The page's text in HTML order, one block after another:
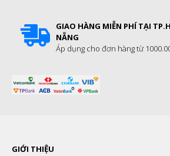
GIAO HÀNG MIỄN PHÍ TẠI
NẴNG
Áp dụng cho đơn hàng từ
GIỚI THIỆU